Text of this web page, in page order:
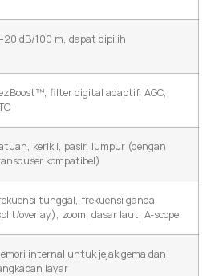
dB/100 m, dapat dipilih
filter digital adaptif, AGC,
kerikil, pasir, lumpur (dengan
kompatibel)
tunggal, frekuensi ganda
overlay), zoom, dasar laut, A-scope
internal untuk jejak gema dan
layar